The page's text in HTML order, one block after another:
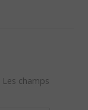
Les champs